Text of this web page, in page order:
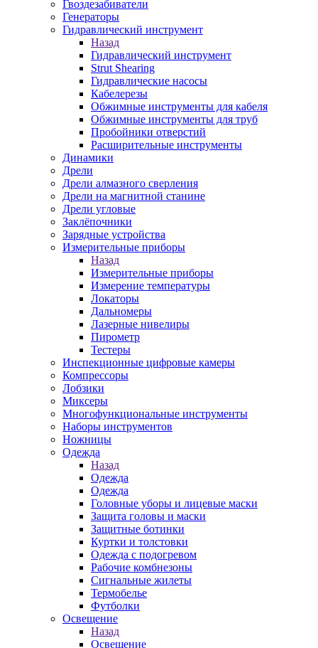
Гвоздезабиватели
Генераторы
Гидравлический инструмент
Назад
Гидравлический инструмент
Strut Shearing
Гидравлические насосы
Кабелерезы
Обжимные инструменты для кабеля
Обжимные инструменты для труб
Пробойники отверстий
Расширительные инструменты
Динамики
Дрели
Дрели алмазного сверления
Дрели на магнитной станине
Дрели угловые
Заклёпочники
Зарядные устройства
Измерительные приборы
Назад
Измерительные приборы
Измерение температуры
Локаторы
Дальномеры
Лазерные нивелиры
Пирометр
Тестеры
Инспекционные цифровые камеры
Компрессоры
Лобзики
Миксеры
Многофункциональные инструменты
Наборы инструментов
Ножницы
Одежда
Назад
Одежда
Одежда
Головные уборы и лицевые маски
Защита головы и маски
Защитные ботинки
Куртки и толстовки
Одежда с подогревом
Рабочие комбнезоны
Сигнальные жилеты
Термобелье
Футболки
Освещение
Назад
Освещение